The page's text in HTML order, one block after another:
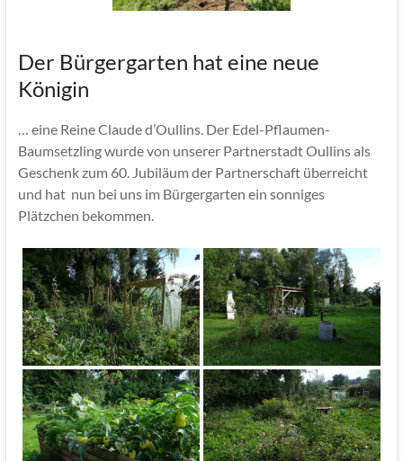
Der Bürgergarten hat eine neue
Königin
… eine Reine Claude d’Oullins. Der Edel-Pflaumen-
Baumsetzling wurde von unserer Partnerstadt Oullins als
Geschenk zum 60. Jubiläum der Partnerschaft überreicht
und hat nun bei uns im Bürgergarten ein sonniges
Plätzchen bekommen.